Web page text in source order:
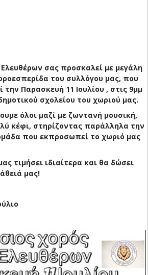
σας προσκαλεί με μεγάλη
του συλλόγου μας, που
Παρασκευή 11 Ιουλίου , στις 9μμ
σχολείου του χωριού μας.
όλοι μαζί με ζωντανή μουσική,
κέφι, στηρίζοντας παράλληλα την
που εκπροσωπεί το χωριό μας
τιμήσει ιδιαίτερα και θα δώσει
μας!